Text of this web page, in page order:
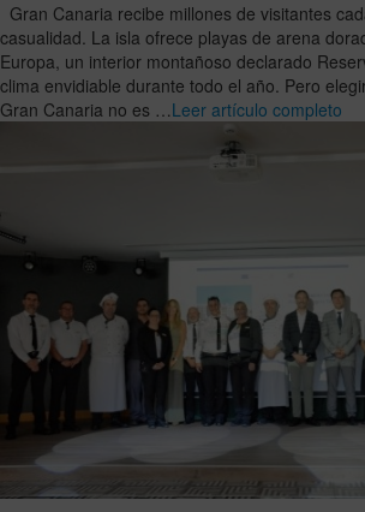
Gran Canaria recibe millones de visitantes
casualidad. La isla ofrece playas de arena
Europa, un interior montañoso declarado
clima envidiable durante todo el año. Pero
Gran Canaria no es …Leer artículo completo